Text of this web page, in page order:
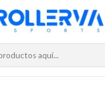
DESPACHOS A TODO CHILE
de